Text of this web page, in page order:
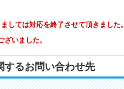
しては対応を終了させて頂きました。
ざいました。
するお問い合わせ先